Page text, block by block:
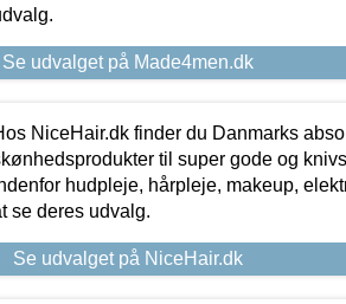
Se udvalget på Made4men.dk
NiceHair.dk finder du Danmarks
til super gode og
hudpleje, hårpleje, makeup,
se deres udvalg.
Se udvalget på NiceHair.dk